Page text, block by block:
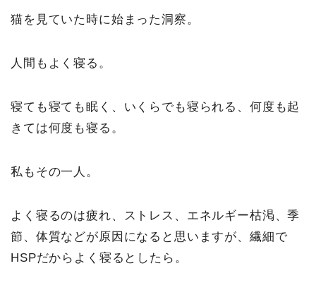
猫を見ていた時に始まった洞察。
人間もよく寝る。
寝ても寝ても眠く、いくらでも寝られる、何度も起
きては何度も寝る。
私もその一人。
よく寝るのは疲れ、ストレス、エネルギー枯渇、季
節、体質などが原因になると思いますが、繊細で
HSPだからよく寝るとしたら。